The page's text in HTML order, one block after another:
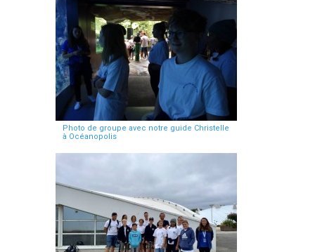
Photo de groupe avec notre guide Christelle
à Océanopolis